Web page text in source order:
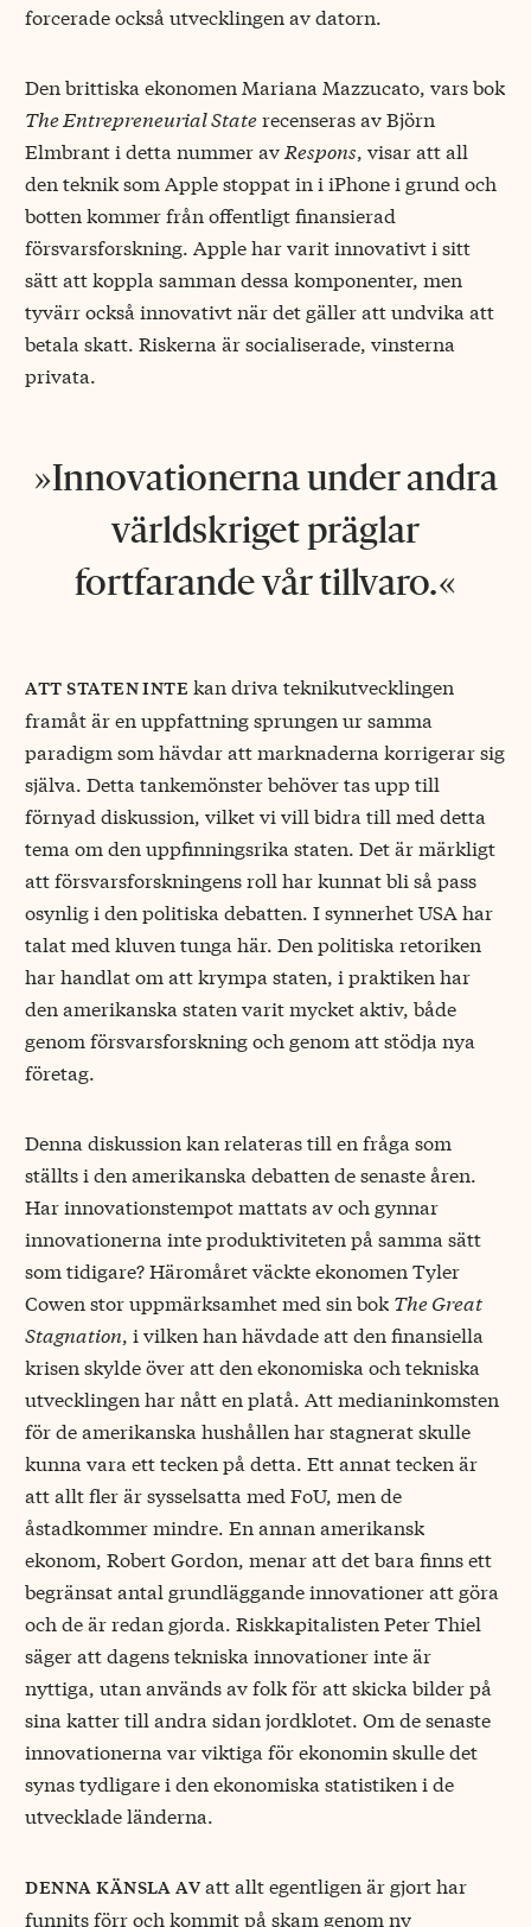
forcerade också utvecklingen av datorn.
Den brittiska ekonomen Mariana Mazzucato, vars bok
The Entrepreneurial Staterecenseras av Björn
Elmbrant i detta nummer av Respons, visar att all
den teknik som Apple stoppat in i iPhone i grund och
botten kommer från offentligt finansierad
försvarsforskning. Apple har varit innovativt i sitt
sätt att koppla samman dessa komponenter, men
tyvärr också innovativt när det gäller att undvika att
betala skatt. Riskerna är socialiserade, vinsterna
privata.
Innovationerna under andra
världskriget präglar
fortfarande vår tillvaro.
att staten inte kan driva teknikutvecklingen
framåt är en uppfattning sprungen ur samma
paradigm som hävdar att marknaderna korrigerar sig
själva. Detta tankemönster behöver tas upp till
förnyad diskussion, vilket vi vill bidra till med detta
tema om den uppfinningsrika staten. Det är märkligt
att försvarsforskningens roll har kunnat bli så pass
osynlig i den politiska debatten. I synnerhet USA har
talat med kluven tunga här. Den politiska retoriken
har handlat om att krympa staten, i praktiken har
den amerikanska staten varit mycket aktiv, både
genom försvarsforskning och genom att stödja nya
företag.
Denna diskussion kan relateras till en fråga som
ställts i den amerikanska debatten de senaste åren.
Har innovationstempot mattats av och gynnar
innovationerna inte produktiviteten på samma sätt
som tidigare? Häromåret väckte ekonomen Tyler
Cowen stor uppmärksamhet med sin bok The Great
Stagnation, i vilken han hävdade att den finansiella
krisen skylde över att den ekonomiska och tekniska
utvecklingen har nått en platå. Att medianinkomsten
för de amerikanska hushållen har stagnerat skulle
kunna vara ett tecken på detta. Ett annat tecken är
att allt fler är sysselsatta med FoU, men de
åstadkommer mindre. En annan amerikansk
ekonom, Robert Gordon, menar att det bara finns ett
begränsat antal grundläggande innovationer att göra
och de är redan gjorda. Riskkapitalisten Peter Thiel
säger att dagens tekniska innovationer inte är
nyttiga, utan används av folk för att skicka bilder på
sina katter till andra sidan jordklotet. Om de senaste
innovationerna var viktiga för ekonomin skulle det
synas tydligare i den ekonomiska statistiken i de
utvecklade länderna.
denna känsla avatt allt egentligen är gjort har
funnits förr och kommit på skam genom ny